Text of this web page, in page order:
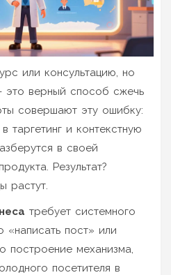
или консультацию, но
это верный способ сжечь
совершают эту ошибку:
таргетинг и контекстную
в своей
Результат?
растут.
требует системного
«написать пост» или
построение механизма,
посетителя в